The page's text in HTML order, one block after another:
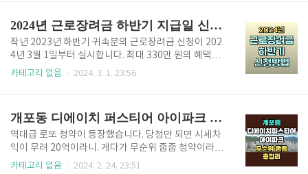
태국 ..
5일 더샵둔촌포레는 2024년 2월 29일에 입주자모집
공고를 하였습니다. 따라서 최초 공고일이 모든 조건의
기준일이 되므로 참고하세요. 정정 입주자 모집공고는
소득기준이 다소 변경되어 재공고하였습니다. 특별공
급 대상자만 아래에서 그 내용을 확인하시면 됩니다. 더
2024년 근로장려금 하반기 지급일 신청자격 신청방법 (2023 하반기 귀속분)
작년 2023년 하반기 귀속분의 근로장려금 신청이 202
4년 3월 1일부터 실시합니다. 최대 330만 원의 혜택을
받을 수 있는 근로장려금은 소득, 재산 등 조건이 까다
로 빠르게 신청하세요. 또한 놓치지 말아야 할 2024년
근로장려금 신청일 체크 꼭 확인하세요. 근로자녀장려
금 신청자격👆 2024자녀장려금 신청하기👆 나의 근로
장려금 계산하기👆 나의 자녀장려금 계산하기👆 2023
카테고리 없음 2024. 3. 1. 23:56
개포동 디에이치 퍼스티어 아이파크 무순위 줍줍 20억 로또 총정리
역대급 로또 청약이 등장했습니다. 당첨만 되면 시세차
익이 무려 20억이라니. 게다가 무순위 줍줍 청약이라
청약 통장도 없이 아주 간단한 조건만 만족하면 누구나
카테고리 없음 2024. 2. 24. 23:51